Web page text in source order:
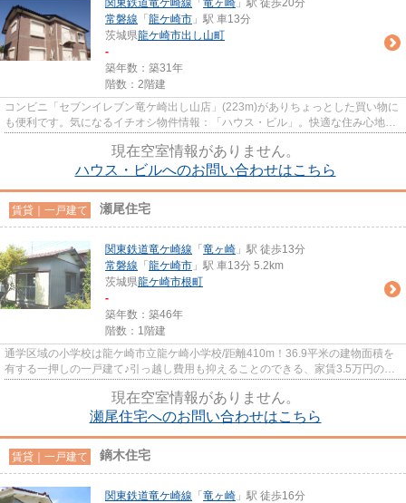
関東鉄道竜ケ崎線 「 竜ヶ崎 」駅 徒歩20分
常磐線 「 龍ケ崎市 」駅 車13分
茨城県龍ケ崎市出し山町
-
築年数：築31年
階数：2階建
コンビニ「セブンイレブン竜ケ崎出し山店」(223m)がありちょっとした買い物に
も便利です。気になるイチオシ物件情報：「ハウス・ビル」。快適な住み心地の
現在空室情報がありません。
ハウス・ビルへのお問い合わせはこちら
賃貸｜一戸建て 瀬尾住宅
関東鉄道竜ケ崎線 「 竜ヶ崎 」駅 徒歩13分
常磐線 「 龍ケ崎市 」駅 車13分 5.2km
茨城県龍ケ崎市根町
-
築年数：築46年
階数：1階建
通学区域の小学校は龍ケ崎市立龍ケ崎小学校/距離410m！36.9平米の建物面積を
有する一押しの一戸建て♪引っ越し費用も抑えることのできる、家賃3.5万円の物
現在空室情報がありません。
瀬尾住宅へのお問い合わせはこちら
賃貸｜一戸建て 鏑木住宅
関東鉄道竜ケ崎線 「 竜ヶ崎 」駅 徒歩16分